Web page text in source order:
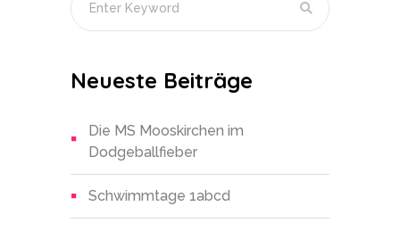
Neueste Beiträge
Die MS Mooskirchen im
Dodgeballfieber
Schwimmtage 1abcd